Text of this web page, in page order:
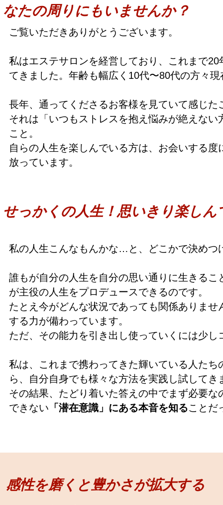
なたの周りにもいませんか？
ご覧いただきありがとうございます。
私はエステサロンを経営しており、これまで
てきました。年齢も幅広く10代〜80代の方々
長年、通ってくださるお客様を見ていて感じた
それは「いつもストレスを抱え悩みが絶えな
こと。
自らの人生を楽しんでいる方は、お会いする
放っています。
せっかくの人生！思いきり楽し
私の人生こんなもんかな…と、どこかで決めつ
誰もが自分の人生を自分の思い通りに生きるこ
が主役の人生をプロデュースできるのです。
たとえ今がどんな状況であっても関係ありませ
する力が備わっています。
ただ、その能力を引き出し使っていくには少し
私は、これまで携わってきた輝いている人たち
ら、自分自身でも様々な方法を実践し試してき
その結果、たどり着いた答えの中でまず必要な
できない 「潜在意識」にある本音を知ることだ
​感性を磨くと豊かさが拡大する